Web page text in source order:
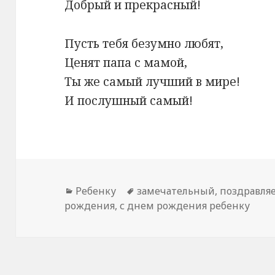
Добрый и прекрасный!
Пусть тебя безумно любят,
Ценят папа с мамой,
Ты же самый лучший в мире!
И послушный самый!
Рубрики
Ребенку Метки
замечательный,
рождения,с днем рождения ребенку